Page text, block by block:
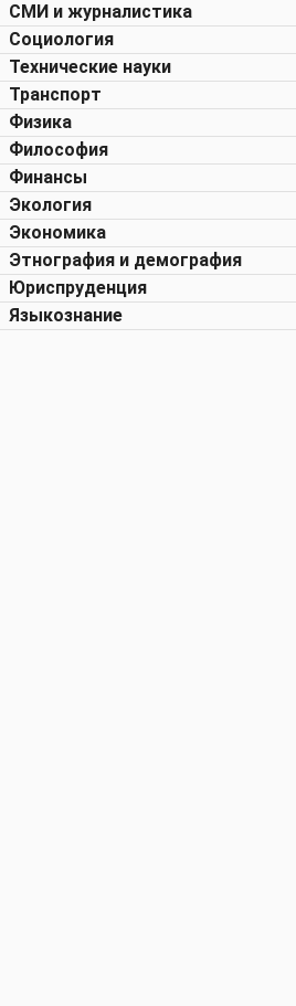
СМИ и журналистика
Социология
Технические науки
Транспорт
Физика
Философия
Финансы
Экология
Экономика
Этнография и демография
Юриспруденция
Языкознание